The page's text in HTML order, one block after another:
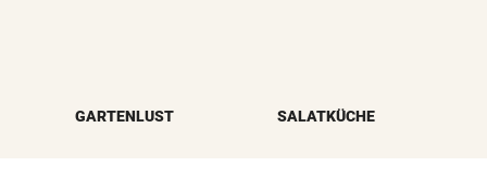
GARTENLUST SALATKÜCHE